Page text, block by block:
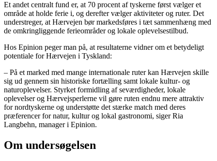
Et andet centralt fund er, at 70 procent af tyskerne først vælger et
område at holde ferie i, og derefter vælger aktiviteter og ruter. Det
understreger, at Hærvejen bør markedsføres i tæt sammenhæng med
de omkringliggende ferieområder og lokale oplevelsestilbud.
Hos Epinion peger man på, at resultaterne vidner om et betydeligt
potentiale for Hærvejen i Tyskland:
– På et marked med mange internationale ruter kan Hærvejen skille
sig ud gennem sin historiske fortælling samt lokale kultur- og
naturoplevelser. Styrket formidling af seværdigheder, lokale
oplevelser og Hærvejsperlerne vil gøre ruten endnu mere attraktiv
for nordtyskerne og understøtte det stærke match med deres
præferencer for natur, kultur og lokal gastronomi, siger Ria
Langbehn, manager i Epinion.
Om undersøgelsen